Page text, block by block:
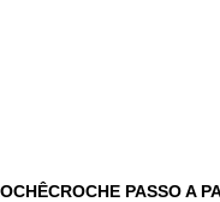
CROCHE PASSO A